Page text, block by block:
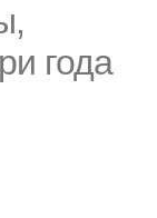
года